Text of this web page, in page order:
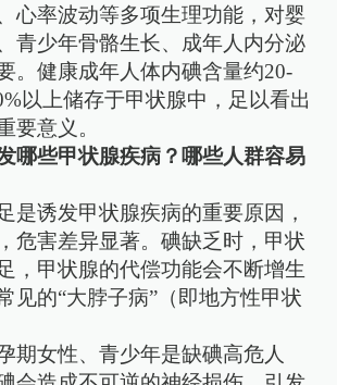
心率波动等多项生理功能，对婴
青少年骨骼生长、成年人内分泌
。健康成年人体内碘含量约20-
以上储存于甲状腺中，足以看出
要意义。
哪些甲状腺疾病？哪些人群容易
是诱发甲状腺疾病的重要原因，
危害差异显著。碘缺乏时，甲状
，甲状腺的代偿功能会不断增生
见的“大脖子病”（即地方性甲状
期女性、青少年是缺碘高危人